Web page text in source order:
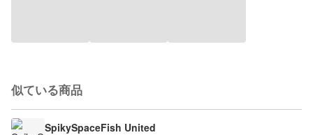
似ている商品
SpikySpaceFish United